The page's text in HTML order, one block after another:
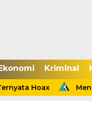
Kriminal
Hoax